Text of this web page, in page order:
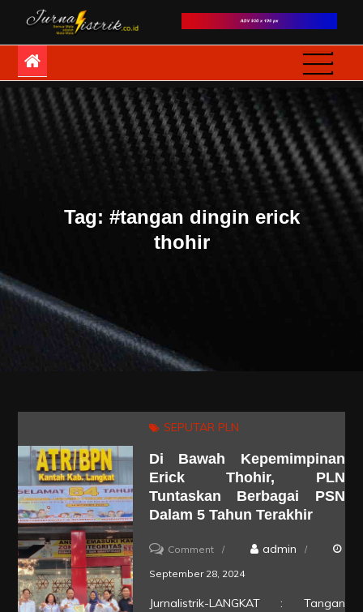
contentJurnaListrik
Semua Mata adalah
Mata-Mata
Tag: #tangan dingin erick
thohir
SEPUTAR PLN
Di Bawah Kepemimpinan
Erick Thohir, PLN
Tuntaskan Berbagai PSN
Dalam 5 Tahun Terakhir
Commenton
Di
admin
September 28, 2024
Jurnalistrik-LANGKAT : Tangan